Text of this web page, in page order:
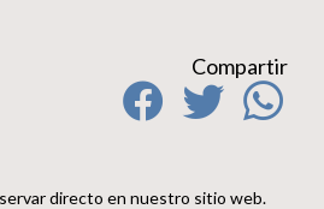
Compartir
directo en nuestro sitio web.